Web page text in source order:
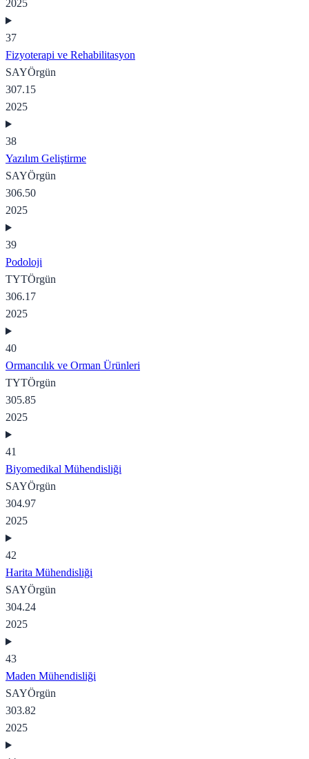
2025
37
Fizyoterapi ve Rehabilitasyon
SAYÖrgün
307.15
2025
38
Yazılım Geliştirme
SAYÖrgün
306.50
2025
39
Podoloji
TYTÖrgün
306.17
2025
40
Ormancılık ve Orman Ürünleri
TYTÖrgün
305.85
2025
41
Biyomedikal Mühendisliği
SAYÖrgün
304.97
2025
42
Harita Mühendisliği
SAYÖrgün
304.24
2025
43
Maden Mühendisliği
SAYÖrgün
303.82
2025